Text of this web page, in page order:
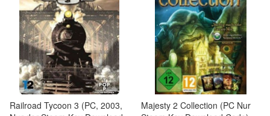
Railroad Tycoon 3 (PC, 2003,
Majesty 2 Collection (PC Nur